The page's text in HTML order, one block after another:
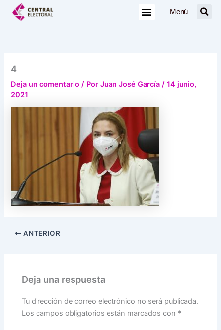
Menú
4
Deja un comentario / PorJuan José García/14 junio,
2021
ANTERIOR
Deja una respuesta
Tu dirección de correo electrónico no será publicada.
Los campos obligatorios están marcados con *